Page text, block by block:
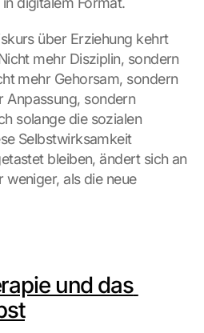
über Erziehung kehrt
mehr Disziplin, sondern
mehr Gehorsam, sondern
Anpassung, sondern
solange die sozialen
Selbstwirksamkeit
bleiben, ändert sich an
als die neue
und das